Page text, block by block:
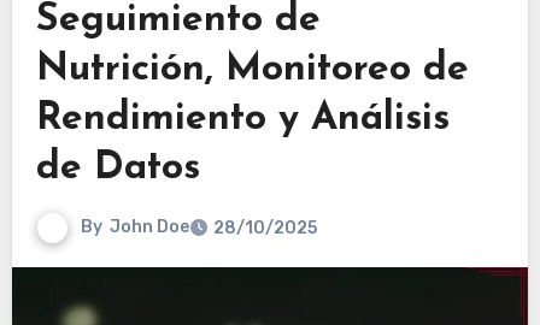
Seguimiento de
Nutrición, Monitoreo de
Rendimiento y Análisis
de Datos
By John Doe 28/10/2025